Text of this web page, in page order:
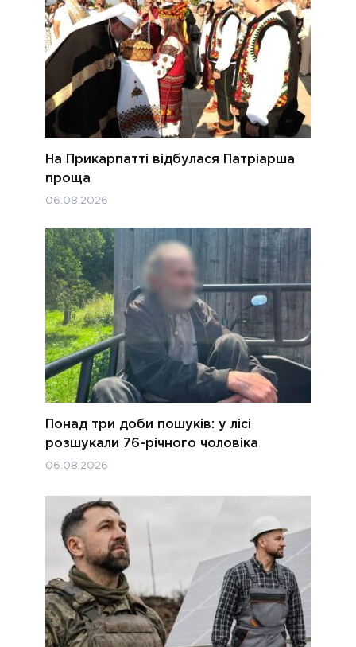
На Прикарпатті відбулася Патріарша
проща
06.08.2026
Понад три доби пошуків: у лісі
розшукали 76-річного чоловіка
06.08.2026